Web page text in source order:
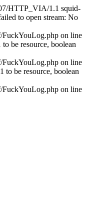
HTTP_VIA/1.1 squid-
to open stream: No
on line
be resource, boolean
on line
to be resource, boolean
on line